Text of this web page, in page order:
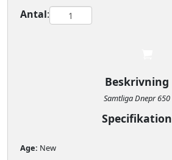
Antal:
Beskrivning
Samtliga Dnepr 650
Specifikation
Age: New